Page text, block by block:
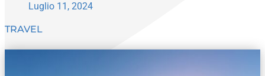
Luglio 11, 2024
TRAVEL